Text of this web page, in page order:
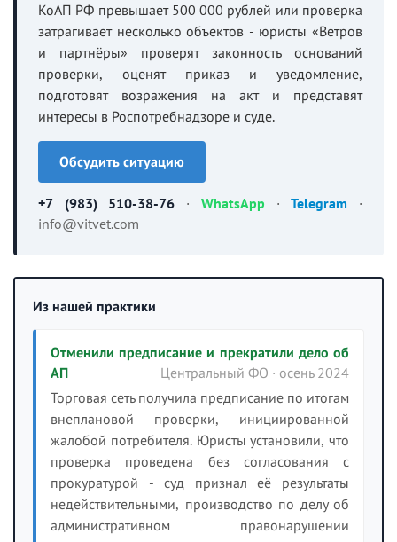
КоАП РФ превышает 500 000 рублей или проверка
затрагивает несколько объектов - юристы «Ветров
и партнёры» проверят законность оснований
проверки, оценят приказ и уведомление,
подготовят возражения на акт и представят
интересы в Роспотребнадзоре и суде.
Обсудить ситуацию
+7 (983) 510-38-76 · WhatsApp ·Telegram ·
info@vitvet.com
Из нашей практики
Отменили предписание и прекратили дело об
АП
Центральный ФО · осень 2024
Торговая сеть получила предписание по итогам
внеплановой проверки, инициированной
жалобой потребителя. Юристы установили, что
проверка проведена без согласования с
прокуратурой - суд признал её результаты
недействительными, производство по делу об
административном правонарушении